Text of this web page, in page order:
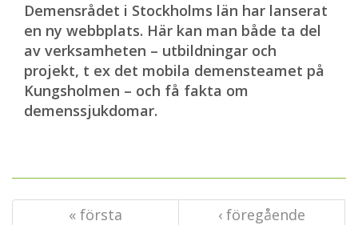
Demensrådet i Stockholms län har lanserat
en ny webbplats. Här kan man både ta del
av verksamheten – utbildningar och
projekt, t ex det mobila demensteamet på
Kungsholmen – och få fakta om
demenssjukdomar.
« första
‹ föregående